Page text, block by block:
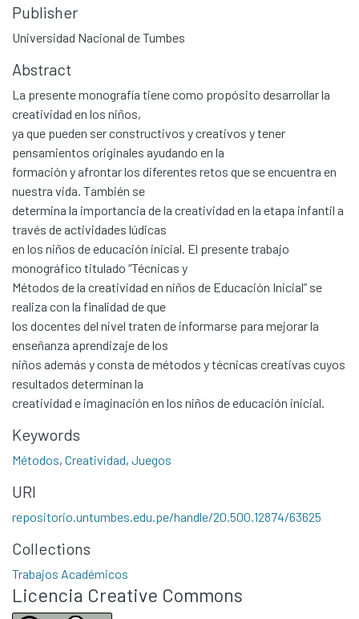
Communities & Collections
All of DSpace
Statistics
Publisher
Universidad Nacional de Tumbes
Abstract
La presente monografía tiene como propósito desarrollar la
creatividad en los niños,
ya que pueden ser constructivos y creativos y tener
pensamientos originales ayudando en la
formación y afrontar los diferentes retos que se encuentra en
nuestra vida. También se
determina la importancia de la creatividad en la etapa infantil a
través de actividades lúdicas
en los niños de educación inicial. El presente trabajo
monográfico titulado “Técnicas y
Métodos de la creatividad en niños de Educación Inicial” se
realiza con la finalidad de que
los docentes del nivel traten de informarse para mejorar la
enseñanza aprendizaje de los
niños además y consta de métodos y técnicas creativas cuyos
resultados determinan la
creatividad e imaginación en los niños de educación inicial.
Keywords
Métodos, Creatividad, Juegos
URI
repositorio.untumbes.edu.pe/handle/20.500.12874/63625
Collections
Trabajos Académicos
Licencia Creative Commons